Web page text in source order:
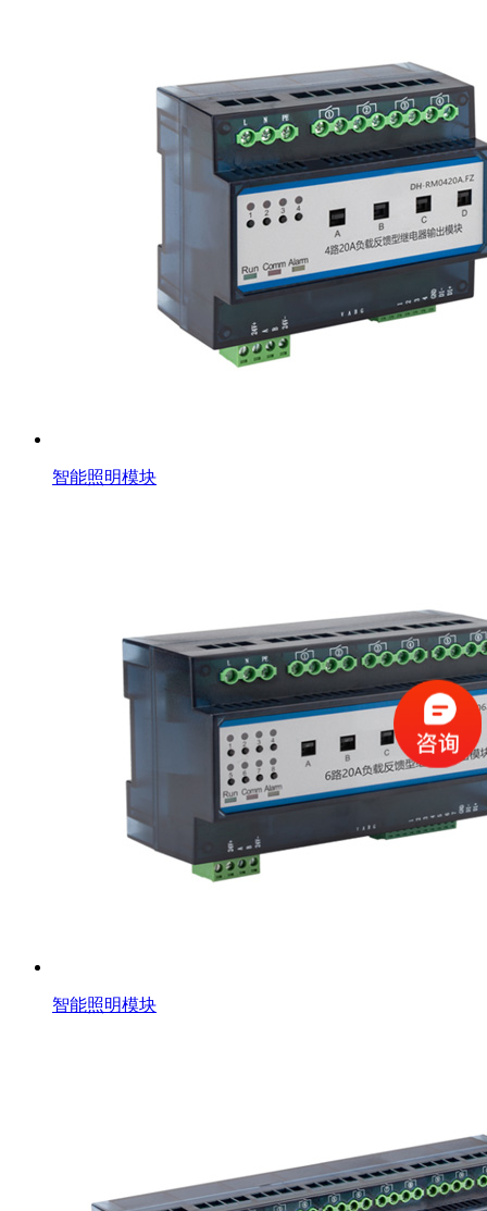
智能照明模块
智能照明模块